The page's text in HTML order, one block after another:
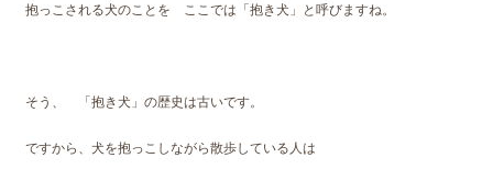
抱っこされる犬のことを ここでは「抱き犬」と呼びますね。
そう、 「抱き犬」の歴史は古いです。
ですから、犬を抱っこしながら散歩している人は